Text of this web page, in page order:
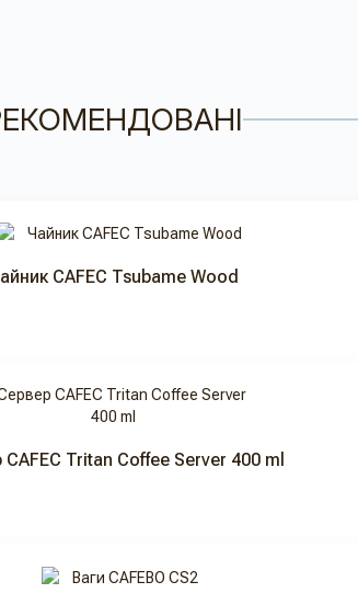
CAFEC Tsubame Wood
Tritan Coffee Server 400 ml